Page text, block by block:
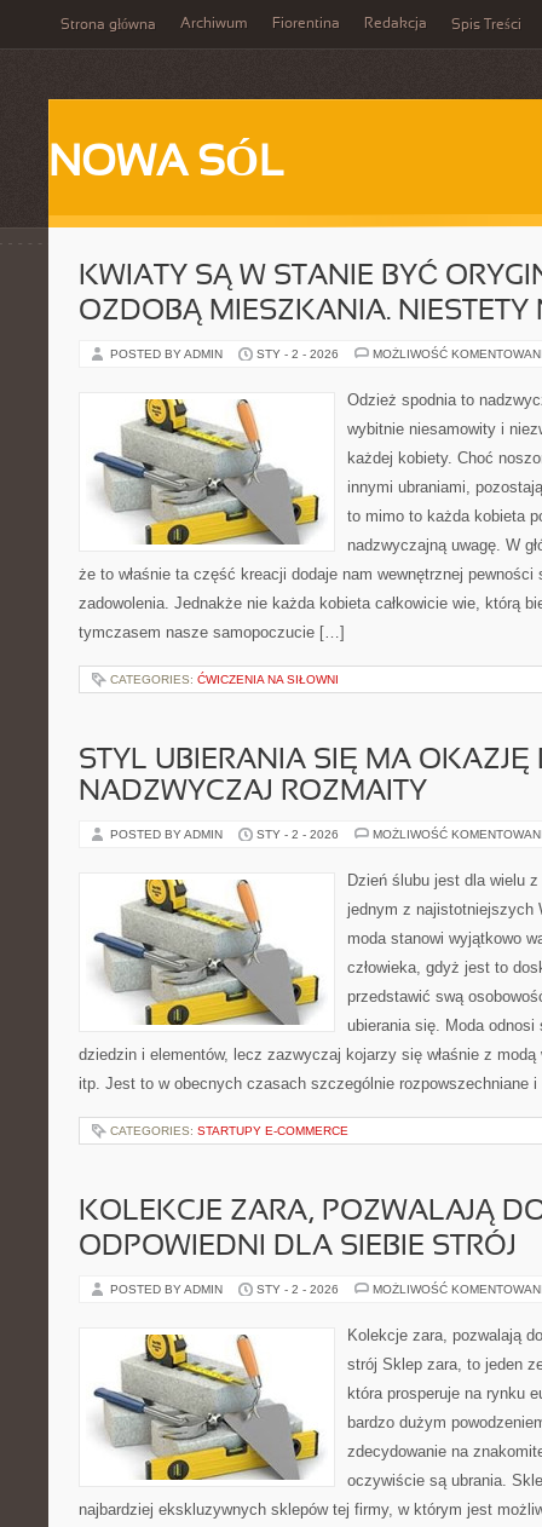
Strona główna Archiwum Fiorentina Redakcja Spis Treści
NOWA SÓL
KWIATY SĄ W STANIE BYĆ
OZDOBĄ MIESZKANIA. NIESTETY
POSTED BY ADMIN STY - 2 - 2026 MOŻLIWOŚĆ
Odzież spodnia to
wybitnie niesamowity i
każdej kobiety. Choć
innymi ubraniami,
to mimo to każda kobieta
nadzwyczajną uwagę. W
że to właśnie ta część kreacji dodaje nam wewnętrznej pewności
zadowolenia. Jednakże nie każda kobieta całkowicie wie, którą
tymczasem nasze samopoczucie […]
CATEGORIES: ĆWICZENIA NA SIŁOWNI
STYL UBIERANIA SIĘ MA OKAZJĘ
NADZWYCZAJ ROZMAITY
POSTED BY ADMIN STY - 2 - 2026 MOŻLIWOŚĆ
Dzień ślubu jest dla wielu
jednym z najistotniejszych
moda stanowi wyjątkowo
człowieka, gdyż jest to
przedstawić swą
ubierania się. Moda
dziedzin i elementów, lecz zazwyczaj kojarzy się właśnie z
itp. Jest to w obecnych czasach szczególnie rozpowszechniane
CATEGORIES: STARTUPY E-COMMERCE
KOLEKCJE ZARA, POZWALAJĄ
ODPOWIEDNI DLA SIEBIE STRÓJ
POSTED BY ADMIN STY - 2 - 2026 MOŻLIWOŚĆ
Kolekcje zara, pozwalają
strój Sklep zara, to jeden
która prosperuje na rynku
bardzo dużym
zdecydowanie na
oczywiście są ubrania.
najbardziej ekskluzywnych sklepów tej firmy, w którym jest